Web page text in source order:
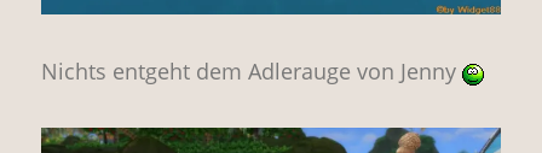
Nichts entgeht dem Adlerauge von Jenny